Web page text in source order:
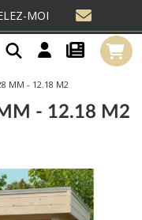
MOI
MM - 12.18 M2
- 12.18 M2